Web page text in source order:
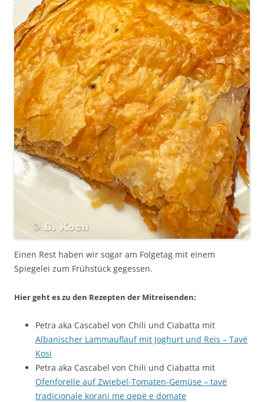
Einen Rest haben wir sogar am Folgetag mit einem
Spiegelei zum Frühstück gegessen.
Hier geht es zu den Rezepten der Mitreisenden:
Petra aka Cascabel von Chili und Ciabatta mit
Albanischer Lammauflauf mit Joghurt und Reis – Tavë
Kosi
Petra aka Cascabel von Chili und Ciabatta mit
Ofenforelle auf Zwiebel-Tomaten-Gemüse – tavë
tradicionale korani me qepë e domate